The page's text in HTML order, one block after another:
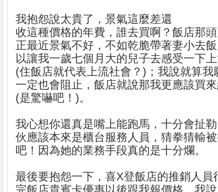
我抱怨說太貴了，景氣這麼差還
收這種價格的年費，誰去買啊？飯店那
正最近景氣不好，不如乾脆帶著妻小去
以讓我一歲七個月大的兒子去感受一下
(住飯店就代表上流社會？)；我說就算我
一定也會阻止，飯店就說那我更應該買
(是驚嚇吧！)。
我心想你還真是嘴上能跑馬，十分會扯
伙應該本來是櫃台服務人員，猜拳猜輸
吧！因為她的業務手段真的是十分爛。
最後要抱怨一下，喜X登飯店的推銷人員